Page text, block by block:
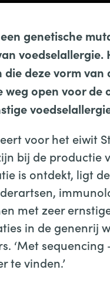
genetische
voedselallergie.
deze vorm van
weg open voor de
voor het eiwit
bij de productie
is ontdekt, ligt
met zeer
in de genenrij
‘Met
te vinden.’